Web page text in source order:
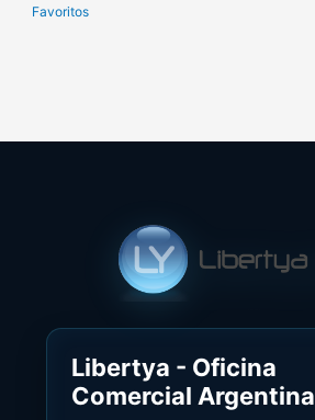
Favoritos
Libertya - Oficina
Comercial Argentina